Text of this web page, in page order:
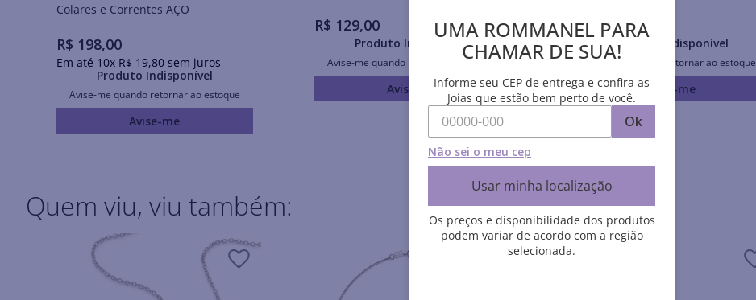
Colares e Correntes AÇO
R$ 198,00
Em até 10x R$ 19,80sem juros
Produto Indisponível
Avise-me quando retornar ao estoque
Avise-me
R$ 129,00
Produto Indisponível
Avise-me quando retornar ao estoque
Avise-me
R$ 210,00
Produto Indisponível
Avise-me quando retornar ao estoque
Avise-me
Quem viu, viu também:
UMA ROMMANEL PARA
CHAMAR DE SUA!
Informe seu CEP de entrega e confira as
Joias que estão bem perto de você.
Ok
Não sei o meu cep
Usar minha localização
Os preços e disponibilidade dos produtos
podem variar de acordo com a região
selecionada.